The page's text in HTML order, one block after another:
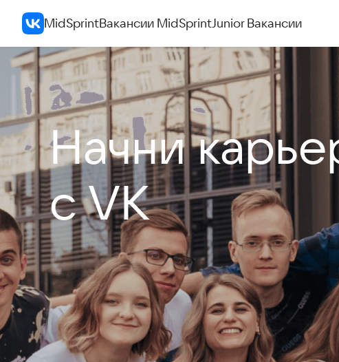
MidSprintВакансии MidSprintJunior Вакансии
Начни
с VK